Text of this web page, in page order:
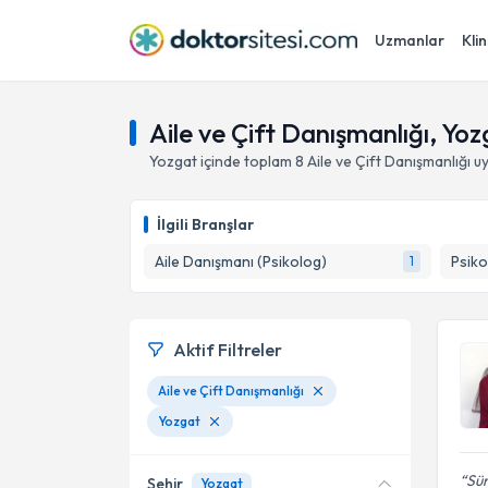
Uzmanlar
Aile ve Çift Danışmanlığı,
Yozgatiçinde toplam 8 Aile ve Çift Danışmanlığı
İlgili Branşlar
Aile Danışmanı (Psikolog)
1
Aktif Filtreler
Aile ve Çift Danışmanlığı
Yozgat
Şehir Yozgat